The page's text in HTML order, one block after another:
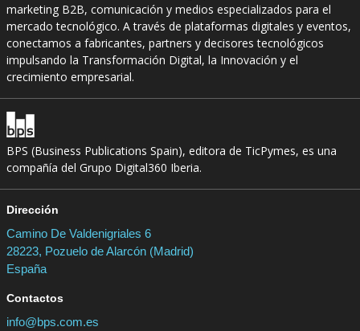
marketing B2B, comunicación y medios especializados para el
mercado tecnológico. A través de plataformas digitales y eventos,
conectamos a fabricantes, partners y decisores tecnológicos
impulsando la Transformación Digital, la Innovación y el
crecimiento empresarial.
BPS (Business Publications Spain), editora de TicPymes, es una
compañía del Grupo Digital360 Iberia.
Dirección
Camino De Valdenigriales 6
28223, Pozuelo de Alarcón (Madrid)
España
Contactos
info@bps.com.es